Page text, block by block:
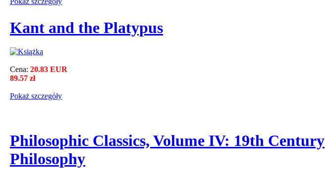
Kant and the Platypus
Cena: 20.83 EUR
89.57 zł
Pokaż szczegόły
Philosophic Classics, Volume IV: 19th Century
Philosophy